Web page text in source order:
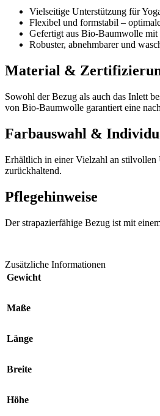
Vielseitige Unterstützung für
Flexibel und formstabil –
Gefertigt aus Bio-Baumwolle
Robuster, abnehmbarer und
Material &
Sowohl der Bezug als auch das Inlett
von Bio-Baumwolle garantiert eine
Farbauswahl &
Erhältlich in einer Vielzahl an stilvollen
zurückhaltend.
Pflegehinweise
Der strapazierfähige Bezug ist mit
Zusätzliche Informationen
Gewicht
Maße
Länge
Breite
Höhe